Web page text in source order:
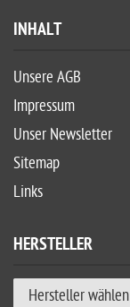
INHALT
Unsere AGB
Impressum
Unser Newsletter
Sitemap
Links
HERSTELLER
Hersteller wählen